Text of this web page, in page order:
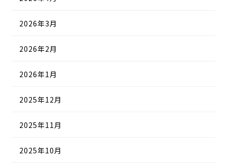
2026年3月
2026年2月
2026年1月
2025年12月
2025年11月
2025年10月